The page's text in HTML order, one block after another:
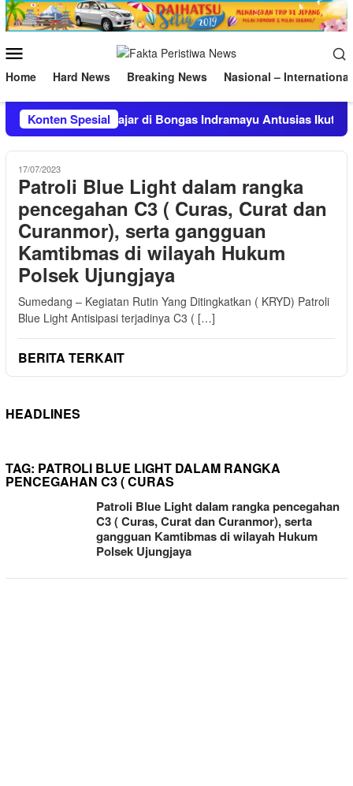
Loncat
ke
Mobile
Home Hard News Breaking News Nasional – International
Konten Spesial
81: Ratusan Pelajar di Bongas Indramayu Antusias Ikuti
17/07/2023
Patroli Blue Light dalam rangka
pencegahan C3 ( Curas, Curat dan
Curanmor), serta gangguan
Kamtibmas di wilayah Hukum
Polsek Ujungjaya
Sumedang – Kegiatan Rutin Yang Ditingkatkan ( KRYD) Patroli
Blue Light Antisipasi terjadinya C3 ( […]
BERITA TERKAIT
HEADLINES
TAG: PATROLI BLUE LIGHT DALAM RANGKA
PENCEGAHAN C3 ( CURAS
Patroli Blue Light dalam rangka pencegahan
C3 ( Curas, Curat dan Curanmor), serta
gangguan Kamtibmas di wilayah Hukum
Polsek Ujungjaya